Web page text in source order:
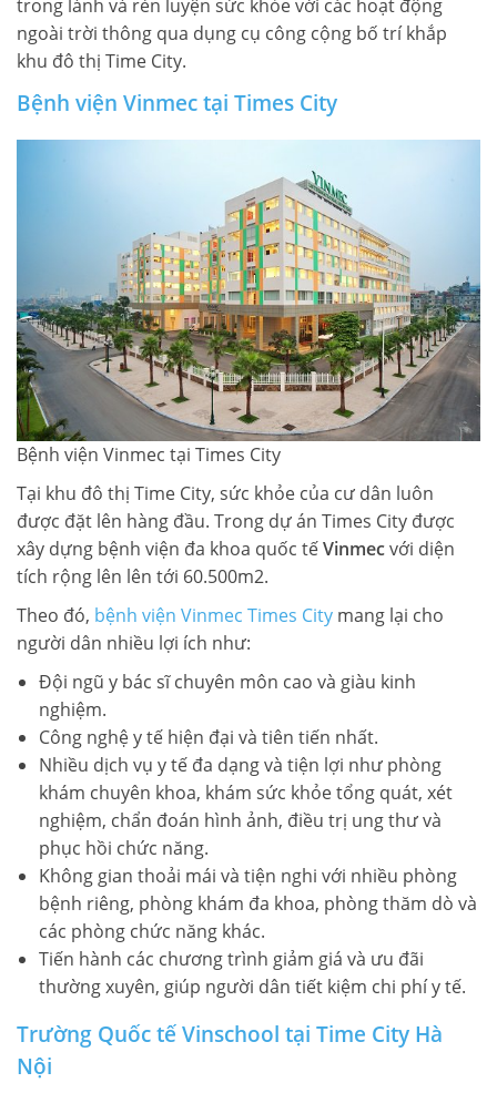
trong lành và rèn luyện sức khỏe với các hoạt động
ngoài trời thông qua dụng cụ công cộng bố trí khắp
khu đô thị Time City.
Bệnh viện Vinmec tại Times City
Bệnh viện Vinmec tại Times City
Tại khu đô thị Time City, sức khỏe của cư dân luôn
được đặt lên hàng đầu. Trong dự án Times City được
xây dựng bệnh viện đa khoa quốc tếVinmecvới diện
tích rộng lên lên tới 60.500m2.
Theo đó, bệnh viện Vinmec Times City mang lại cho
người dân nhiều lợi ích như:
Đội ngũ y bác sĩ chuyên môn cao và giàu kinh
nghiệm.
Công nghệ y tế hiện đại và tiên tiến nhất.
Nhiều dịch vụ y tế đa dạng và tiện lợi như phòng
khám chuyên khoa, khám sức khỏe tổng quát, xét
nghiệm, chẩn đoán hình ảnh, điều trị ung thư và
phục hồi chức năng.
Không gian thoải mái và tiện nghi với nhiều phòng
bệnh riêng, phòng khám đa khoa, phòng thăm dò và
các phòng chức năng khác.
Tiến hành các chương trình giảm giá và ưu đãi
thường xuyên, giúp người dân tiết kiệm chi phí y tế.
Trường Quốc tế Vinschool tại Time City Hà
Nội